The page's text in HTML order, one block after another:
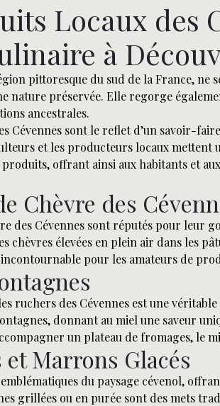
Locaux des
à
pittoresque du sud de la France, ne
nature préservée. Elle regorge
ancestrales.
Cévennes sont le reflet d’un savoir-
et les producteurs locaux mettent
offrant ainsi aux habitants et
Chèvre des
des Cévennes sont réputés pour leur
chèvres élevées en plein air dans les
pour les amateurs de
ruchers des Cévennes est une
donnant au miel une saveur
un plateau de fromages, le
Marrons Glacés
du paysage cévenol,
grillées ou en purée sont des mets